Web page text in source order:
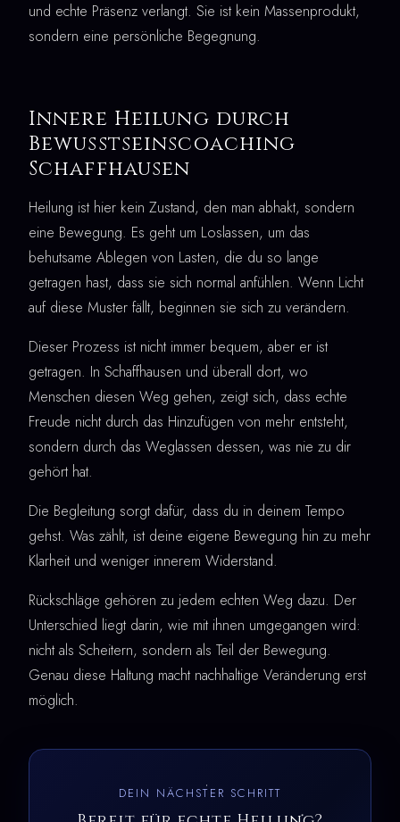
und echte Präsenz verlangt. Sie ist kein Massenprodukt,
sondern eine persönliche Begegnung.
Innere Heilung durch
Bewusstseinscoaching
Schaffhausen
Heilung ist hier kein Zustand, den man abhakt, sondern
eine Bewegung. Es geht um Loslassen, um das
behutsame Ablegen von Lasten, die du so lange
getragen hast, dass sie sich normal anfühlen. Wenn Licht
auf diese Muster fällt, beginnen sie sich zu verändern.
Dieser Prozess ist nicht immer bequem, aber er ist
getragen. In Schaffhausen und überall dort, wo
Menschen diesen Weg gehen, zeigt sich, dass echte
Freude nicht durch das Hinzufügen von mehr entsteht,
sondern durch das Weglassen dessen, was nie zu dir
gehört hat.
Die Begleitung sorgt dafür, dass du in deinem Tempo
gehst. Was zählt, ist deine eigene Bewegung hin zu mehr
Klarheit und weniger innerem Widerstand.
Rückschläge gehören zu jedem echten Weg dazu. Der
Unterschied liegt darin, wie mit ihnen umgegangen wird:
nicht als Scheitern, sondern als Teil der Bewegung.
Genau diese Haltung macht nachhaltige Veränderung erst
möglich.
DEIN NÄCHSTER SCHRITT